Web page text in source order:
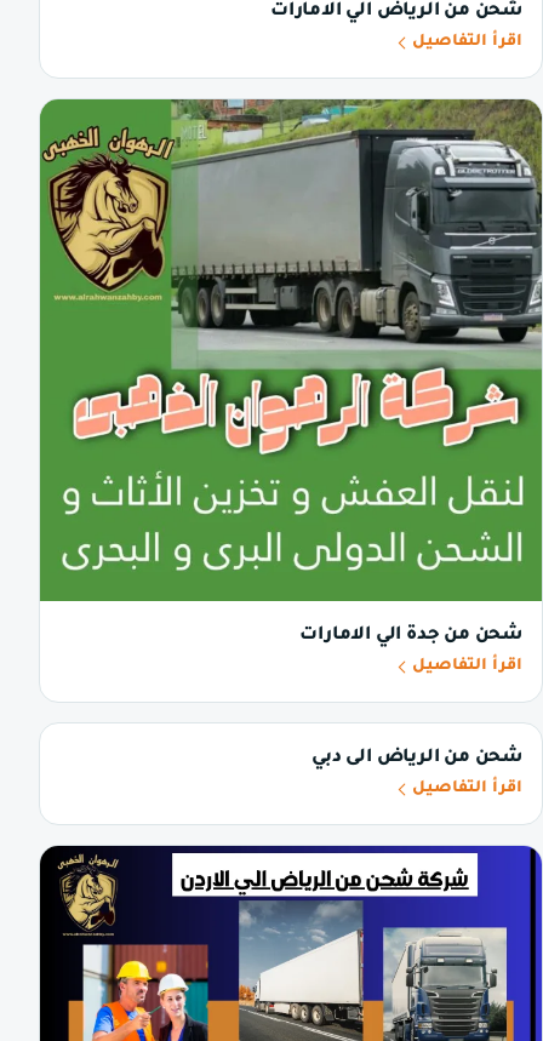
شحن من الرياض الي الامارات
اقرأ التفاصيل
شحن من جدة الي الامارات
اقرأ التفاصيل
شحن من الرياض الى دبي
اقرأ التفاصيل